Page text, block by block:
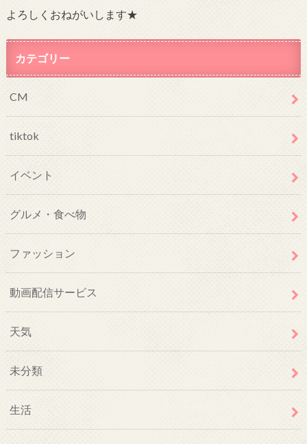
よろしくおねがいします★
カテゴリー
CM
tiktok
イベント
グルメ・食べ物
ファッション
動画配信サービス
天気
未分類
生活